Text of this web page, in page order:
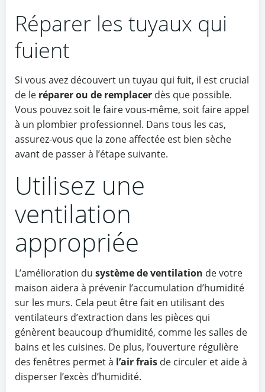
Réparer les tuyaux qui
fuient
Si vous avez découvert un tuyau qui fuit, il est crucial
de le réparer ou de remplacer dès que possible.
Vous pouvez soit le faire vous-même, soit faire appel
à un plombier professionnel. Dans tous les cas,
assurez-vous que la zone affectée est bien sèche
avant de passer à l’étape suivante.
Utilisez une
ventilation
appropriée
L’amélioration du système de ventilation de votre
maison aidera à prévenir l’accumulation d’humidité
sur les murs. Cela peut être fait en utilisant des
ventilateurs d’extraction dans les pièces qui
génèrent beaucoup d’humidité, comme les salles de
bains et les cuisines. De plus, l’ouverture régulière
des fenêtres permet à l’air frais de circuler et aide à
disperser l’excès d’humidité.